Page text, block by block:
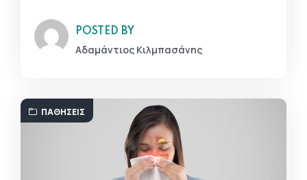
POSTED BY
Αδαμάντιος Κιλμπασάνης
ΠΑΘΉΣΕΙΣ